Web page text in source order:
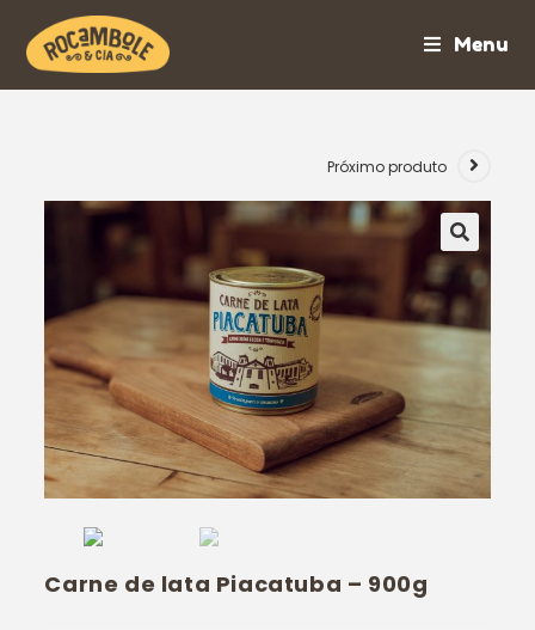
Menu
Próximo produto
🔍
Carne de lata Piacatuba – 900g